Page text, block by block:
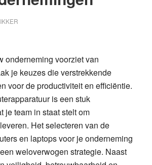
onderneming voorziet van
je keuzes die verstrekkende
voor de productiviteit en efficiëntie.
is een stuk
je team in staat stelt om
Het selecteren van de
en laptops voor je onderneming
weloverwogen strategie. Naast